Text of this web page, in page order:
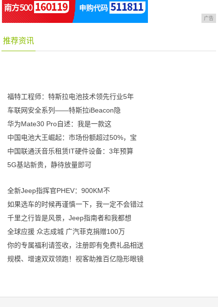
广告
推荐资讯
福特工程师：特斯拉电池技术领先行业5年
车联网安全系列——特斯拉iBeacon隐
华为Mate30 Pro自述：我是一款这
中国电池大王崛起：市场份额超过50%，宝
中国联通沃音乐租赁IT硬件设备：3年预算
5G基站新贵，静待放量即可
全新Jeep指挥官PHEV：900KM不
如果选车的时候再谨慎一下，我一定不会错过
千里之行皆是风景，Jeep指南者和我都想
全球应援 众志成城 广汽菲克捐赠100万
你的专属福利请签收，注册即有免费礼品相送
规模、增速双双领跑！视客助推百亿隐形眼镜